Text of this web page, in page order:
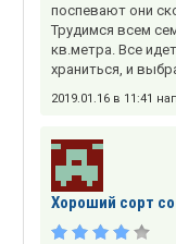
поспевают они
Трудимся всем
кв.метра. Все
храниться, и
2019.01.16 в 11:41
Хороший сорт